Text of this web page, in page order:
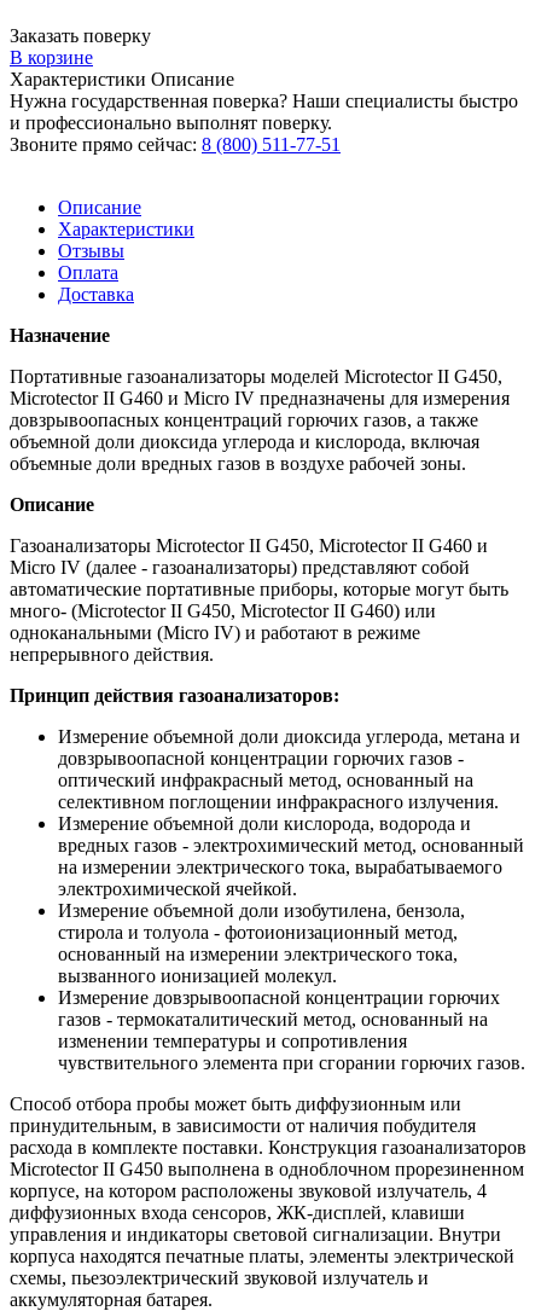
Заказать поверку
В корзине
Характеристики Описание
Нужна государственная поверка? Наши специалисты быстро
и профессионально выполнят поверку.
Звоните прямо сейчас: 8 (800) 511-77-51
Описание
Характеристики
Отзывы
Оплата
Доставка
Назначение
Портативные газоанализаторы моделей Microtector II G450,
Microtector II G460 и Micro IV предназначены для измерения
довзрывоопасных концентраций горючих газов, а также
объемной доли диоксида углерода и кислорода, включая
объемные доли вредных газов в воздухе рабочей зоны.
Описание
Газоанализаторы Microtector II G450, Microtector II G460 и
Micro IV (далее - газоанализаторы) представляют собой
автоматические портативные приборы, которые могут быть
много- (Microtector II G450, Microtector II G460) или
одноканальными (Micro IV) и работают в режиме
непрерывного действия.
Принцип действия газоанализаторов:
Измерение объемной доли диоксида углерода, метана и
довзрывоопасной концентрации горючих газов -
оптический инфракрасный метод, основанный на
селективном поглощении инфракрасного излучения.
Измерение объемной доли кислорода, водорода и
вредных газов - электрохимический метод, основанный
на измерении электрического тока, вырабатываемого
электрохимической ячейкой.
Измерение объемной доли изобутилена, бензола,
стирола и толуола - фотоионизационный метод,
основанный на измерении электрического тока,
вызванного ионизацией молекул.
Измерение довзрывоопасной концентрации горючих
газов - термокаталитический метод, основанный на
изменении температуры и сопротивления
чувствительного элемента при сгорании горючих газов.
Способ отбора пробы может быть диффузионным или
принудительным, в зависимости от наличия побудителя
расхода в комплекте поставки. Конструкция газоанализаторов
Microtector II G450 выполнена в одноблочном прорезиненном
корпусе, на котором расположены звуковой излучатель, 4
диффузионных входа сенсоров, ЖК-дисплей, клавиши
управления и индикаторы световой сигнализации. Внутри
корпуса находятся печатные платы, элементы электрической
схемы, пьезоэлектрический звуковой излучатель и
аккумуляторная батарея.